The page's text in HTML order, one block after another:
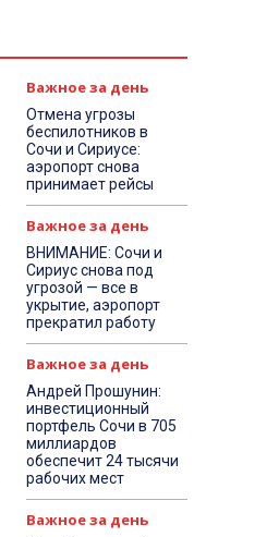
Важное за день
Отмена угрозы
беспилотников в
Сочи и Сириусе:
аэропорт снова
принимает рейсы
Важное за день
ВНИМАНИЕ: Сочи и
Сириус снова под
угрозой — все в
укрытие, аэропорт
прекратил работу
Важное за день
Андрей Прошунин:
инвестиционный
портфель Сочи в 705
миллиардов
обеспечит 24 тысячи
рабочих мест
Важное за день